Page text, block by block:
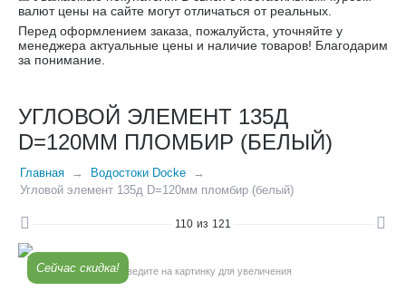
валют цены на сайте могут отличаться от реальных.
Перед оформлением заказа, пожалуйста, уточняйте у
менеджера актуальные цены и наличие товаров! Благодарим
за понимание.
УГЛОВОЙ ЭЛЕМЕНТ 135Д
D=120ММ ПЛОМБИР (БЕЛЫЙ)
Главная
Водостоки Docke
Угловой элемент 135д D=120мм пломбир (белый)
110 из 121
Сейчас скидка!Наведите на картинку для увеличения